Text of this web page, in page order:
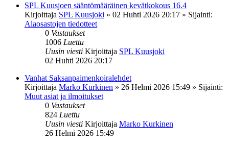
SPL Kuusjoen sääntömääräinen kevätkokous 16.4
Kirjoittaja SPL Kuusjoki » 02 Huhti 2026 20:17 » Sijainti:
Alaosastojen tiedotteet
0 Vastaukset
1006 Luettu
Uusin viesti Kirjoittaja SPL Kuusjoki
02 Huhti 2026 20:17
Vanhat Saksanpaimenkoiralehdet
Kirjoittaja Marko Kurkinen » 26 Helmi 2026 15:49 » Sijainti:
Muut asiat ja ilmoitukset
0 Vastaukset
824 Luettu
Uusin viesti Kirjoittaja Marko Kurkinen
26 Helmi 2026 15:49